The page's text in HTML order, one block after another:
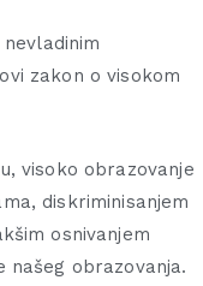
zakon o visokom
visoko obrazovanje
diskriminisanjem
osnivanjem
našeg obrazovanja.